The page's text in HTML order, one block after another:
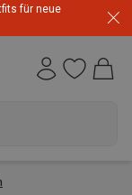
für neue